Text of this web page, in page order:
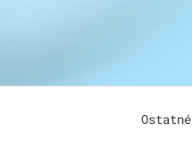
Ostatné